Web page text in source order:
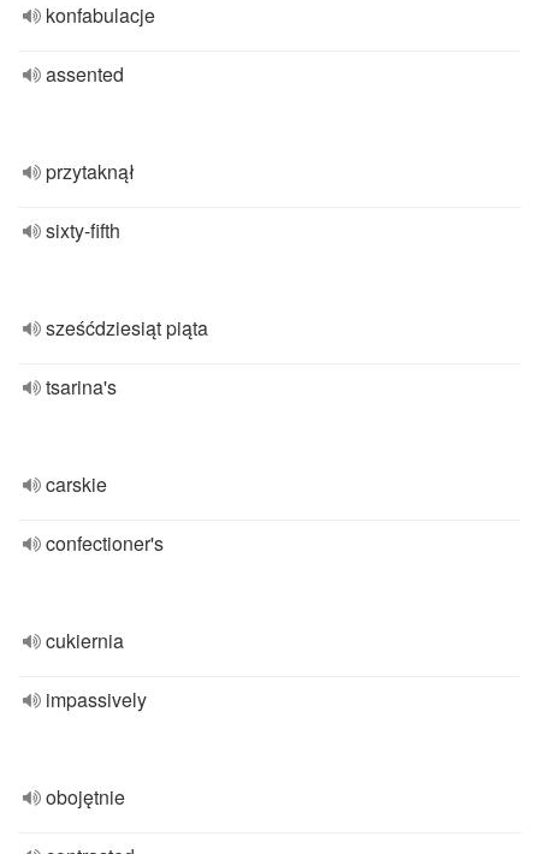
konfabulacje
assented
przytaknął
sixty-fifth
sześćdziesiąt piąta
tsarina's
carskie
confectioner's
cukiernia
impassively
obojętnie